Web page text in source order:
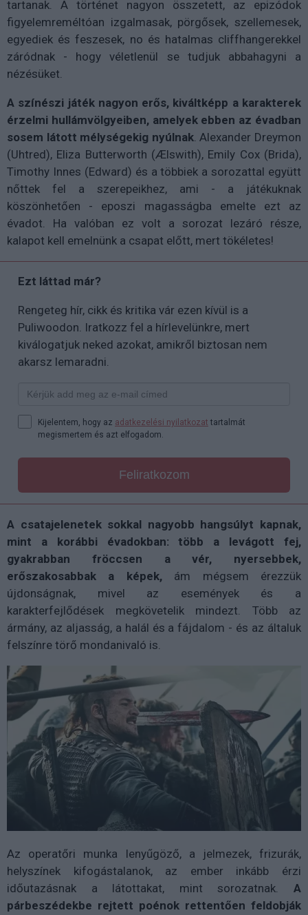
tartanak. A történet nagyon összetett, az epizódok
figyelemreméltóan izgalmasak, pörgősek, szellemesek,
egyediek és feszesek, no és hatalmas cliffhangerekkel
záródnak - hogy véletlenül se tudjuk abbahagyni a
nézésüket.
A színészi játék nagyon erős, kiváltképp a karakterek
érzelmi hullámvölgyeiben, amelyek ebben az évadban
sosem látott mélységekig nyúlnak. Alexander Dreymon
(Uhtred), Eliza Butterworth (Ælswith), Emily Cox (Brida),
Timothy Innes (Edward) és a többiek a sorozattal együtt
nőttek fel a szerepeikhez, ami - a játékuknak
köszönhetően - eposzi magasságba emelte ezt az
évadot. Ha valóban ez volt a sorozat lezáró része,
kalapot kell emelnünk a csapat előtt, mert tökéletes!
Ezt láttad már?
Rengeteg hír, cikk és kritika vár ezen kívül is a
Puliwoodon. Iratkozz fel a hírlevelünkre, mert
kiválogatjuk neked azokat, amikről biztosan nem
akarsz lemaradni.
Kijelentem, hogy az adatkezelési nyilatkozat tartalmát
megismertem és azt elfogadom.
Feliratkozom
A csatajelenetek sokkal nagyobb hangsúlyt kapnak,
mint a korábbi évadokban: több a levágott fej,
gyakrabban fröccsen a vér, nyersebbek,
erőszakosabbak a képek,ám mégsem érezzük
újdonságnak, mivel az események és a
karakterfejlődések megkövetelik mindezt. Több az
ármány, az aljasság, a halál és a fájdalom - és az általuk
felszínre törő mondanivaló is.
Az operatőri munka lenyűgöző, a jelmezek, frizurák,
helyszínek kifogástalanok, az ember inkább érzi
időutazásnak a látottakat, mint sorozatnak. A
párbeszédekbe rejtett poénok rettentően feldobják